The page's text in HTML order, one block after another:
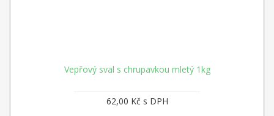
Vepřový sval s chrupavkou mletý 1kg
62,00 Kč s DPH